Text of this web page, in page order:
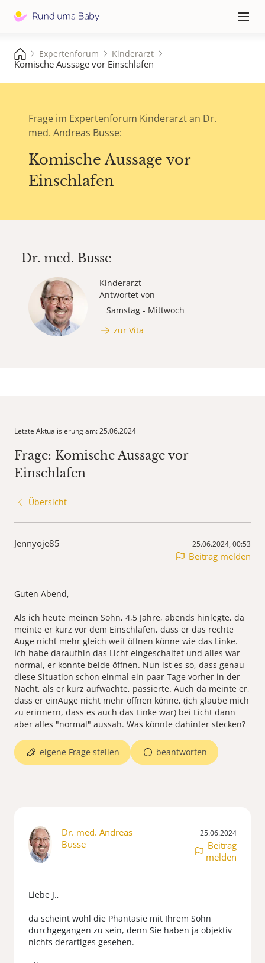
≡
Expertenforum Kinderarzt
Komische Aussage vor Einschlafen
Frage im Expertenforum Kinderarzt an Dr.
med. Andreas Busse:
Komische Aussage vor
Einschlafen
Dr. med. Busse
Kinderarzt
Antwortet von
Samstag - Mittwoch
zur Vita
Letzte Aktualisierung am: 25.06.2024
Frage: Komische Aussage vor
Einschlafen
Übersicht
Jennyoje85 25.06.2024, 00:53
Beitrag melden
Guten Abend,
Als ich heute meinen Sohn, 4,5 Jahre, abends hinlegte, da
meinte er kurz vor dem Einschlafen, dass er das rechte
Auge nicht mehr gleich weit öffnen könne wie das Linke.
Ich habe daraufhin das Licht eingeschaltet und alles war
normal, er konnte beide öffnen. Nun ist es so, dass genau
diese Situation schon einmal ein paar Tage vorher in der
Nacht, als er kurz aufwachte, passierte. Auch da meinte er,
dass er einAuge nicht mehr öffnen könne, (ich glaube mich
zu erinnern, dass es auch das Linke war) bei Licht dann
beantworten
eigene Frage stellen
Dr. med. Andreas
Busse
25.06.2024
Beitrag
melden
Liebe J.,
da scheint wohl die Phantasie mit Ihrem Sohn
durchgegangen zu sein, denn Sie haben ja objektiv
nichts derartiges gesehen.